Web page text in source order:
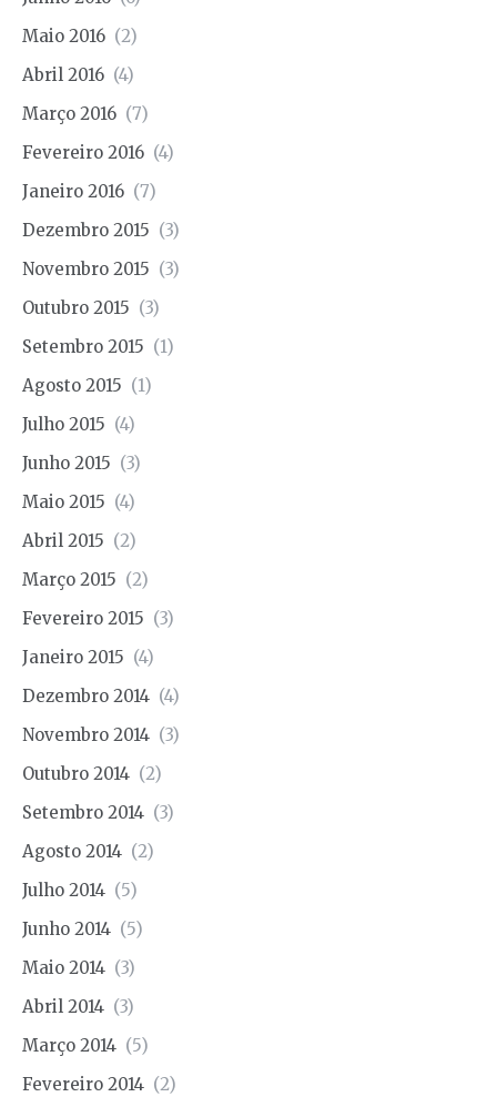
Maio 2016 (2)
Abril 2016 (4)
Março 2016 (7)
Fevereiro 2016 (4)
Janeiro 2016 (7)
Dezembro 2015 (3)
Novembro 2015 (3)
Outubro 2015 (3)
Setembro 2015 (1)
Agosto 2015 (1)
Julho 2015 (4)
Junho 2015 (3)
Maio 2015 (4)
Abril 2015 (2)
Março 2015 (2)
Fevereiro 2015 (3)
Janeiro 2015 (4)
Dezembro 2014 (4)
Novembro 2014 (3)
Outubro 2014 (2)
Setembro 2014 (3)
Agosto 2014 (2)
Julho 2014 (5)
Junho 2014 (5)
Maio 2014 (3)
Abril 2014 (3)
Março 2014 (5)
Fevereiro 2014 (2)